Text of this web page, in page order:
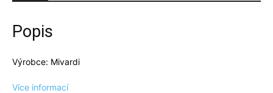
Popis
Výrobce: Mivardi
Více informací